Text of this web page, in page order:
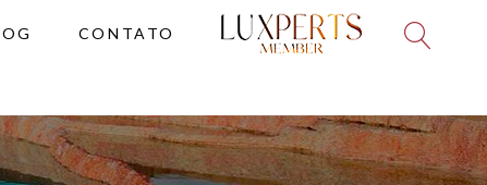
CONTATO